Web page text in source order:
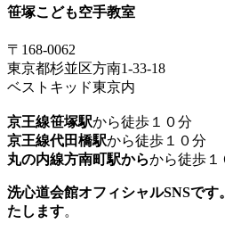
笹塚こども空手教室
〒168-0062
東京都杉並区方南1-33-18
ベストキッド東京内
京王線笹塚駅から徒歩１０分
京王線代田橋駅から徒歩１０分
丸の内線方南町駅からから徒歩１
洗心道会館オフィシャルSNSで
たします。